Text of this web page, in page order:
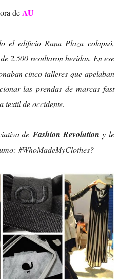
de AU
el edificioRana Plaza colapsó,
2.500 resultaron heridas. En ese
cinco talleres que apelaban
las prendas de marcas fast
textil de occidente.
deFashion Revolution y le
#WhoMadeMyClothes?